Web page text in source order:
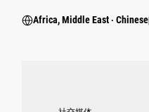
Africa, Middle East ‧ Chinese